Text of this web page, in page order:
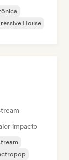
House
impacto